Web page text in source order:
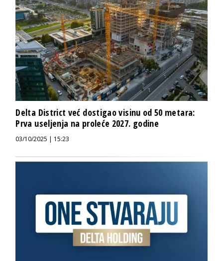
Delta District već dostigao visinu od 50 metara:
Prva useljenja na proleće 2027. godine
03/10/2025 | 15:23